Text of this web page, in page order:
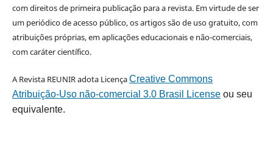
com direitos de primeira publicação para a revista. Em virtude de ser
um periódico de acesso público, os artigos são de uso gratuito, com
atribuições próprias, em aplicações educacionais e não-comerciais,
com caráter científico.
A Revista REUNIR adota LicençaCreative Commons
Atribuição-Uso não-comercial 3.0 Brasil Licenseou seu
equivalente.